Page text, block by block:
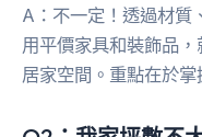
A：不一定！透過材質
用平價家具和裝飾品
居家空間。重點在於